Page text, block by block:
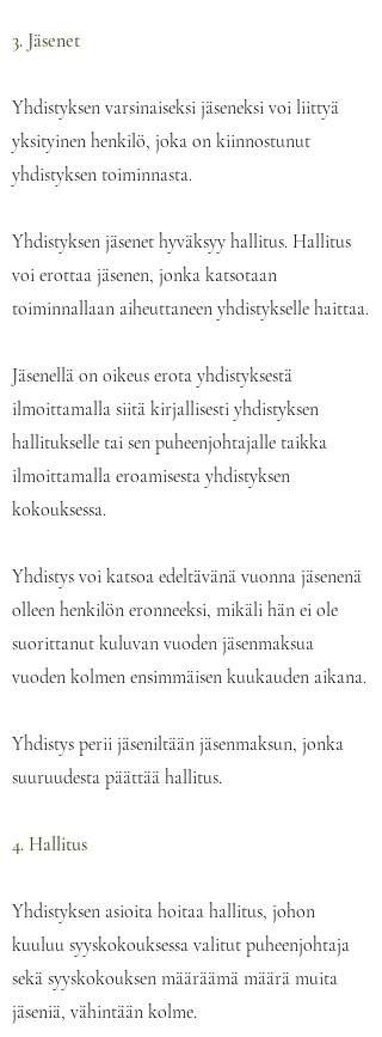
3. Jäsenet
Yhdistyksen varsinaiseksi jäseneksi voi liittyä
yksityinen henkilö, joka on kiinnostunut
yhdistyksen toiminnasta.
Yhdistyksen jäsenet hyväksyy hallitus. Hallitus
voi erottaa jäsenen, jonka katsotaan
toiminnallaan aiheuttaneen yhdistykselle haittaa.
Jäsenellä on oikeus erota yhdistyksestä
ilmoittamalla siitä kirjallisesti yhdistyksen
hallitukselle tai sen puheenjohtajalle taikka
ilmoittamalla eroamisesta yhdistyksen
kokouksessa.
Yhdistys voi katsoa edeltävänä vuonna jäsenenä
olleen henkilön eronneeksi, mikäli hän ei ole
suorittanut kuluvan vuoden jäsenmaksua
vuoden kolmen ensimmäisen kuukauden aikana.
Yhdistys perii jäseniltään jäsenmaksun, jonka
suuruudesta päättää hallitus.
4. Hallitus
Yhdistyksen asioita hoitaa hallitus, johon
kuuluu syyskokouksessa valitut puheenjohtaja
sekä syyskokouksen määräämä määrä muita
jäseniä, vähintään kolme.